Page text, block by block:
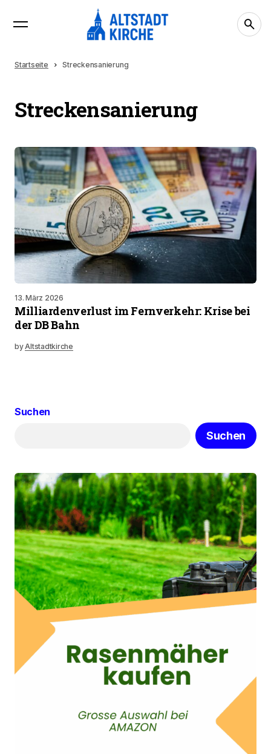
Startseite Streckensanierung
Streckensanierung
13. März 2026
Milliardenverlust im Fernverkehr: Krise bei
der DB Bahn
byAltstadtkirche
Suchen
Suchen